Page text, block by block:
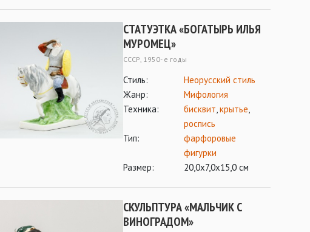
СТАТУЭТКА «БОГАТЫРЬ ИЛЬЯ
МУРОМЕЦ»
СССР, 1950- е годы
Стиль:
Неорусский стиль
Жанр:
Мифология
Техника:
бисквит,крытье,
роспись
Тип:
фарфоровые
фигурки
Размер:
20,0х7,0х15,0 см
СКУЛЬПТУРА «МАЛЬЧИК С
ВИНОГРАДОМ»